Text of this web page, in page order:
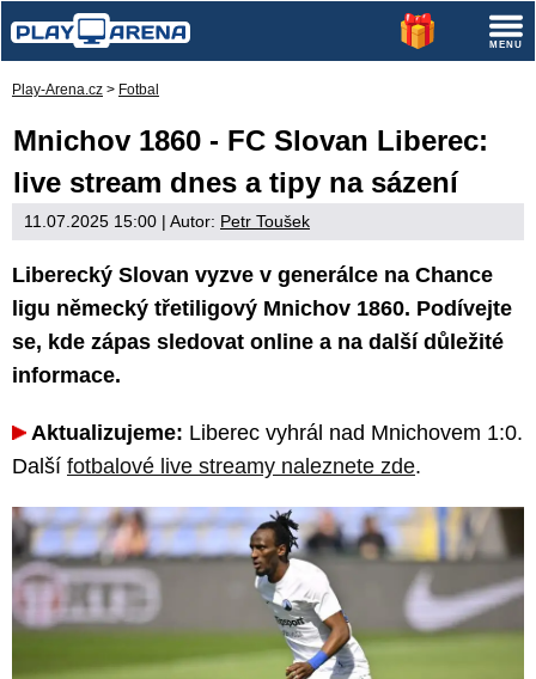
Play-Arena.cz > Fotbal
Mnichov 1860 - FC Slovan Liberec:
live stream dnes a tipy na sázení
11.07.2025 15:00 | Autor: Petr Toušek
Liberecký Slovan vyzve v generálce na Chance
ligu německý třetiligový Mnichov 1860. Podívejte
se, kde zápas sledovat online a na další důležité
informace.
Aktualizujeme: Liberec vyhrál nad Mnichovem 1:0.
Další fotbalové live streamy naleznete zde.